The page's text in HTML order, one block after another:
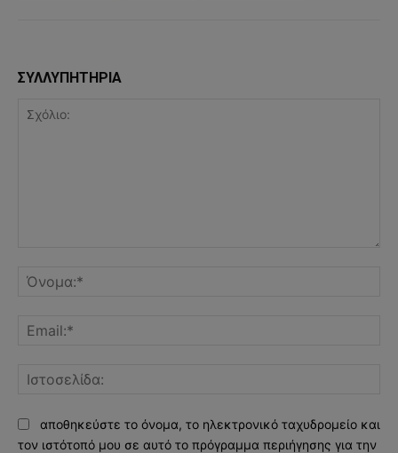
ΣΥΛΛΥΠΗΤΗΡΙΑ
αποθηκεύστε το όνομα, το ηλεκτρονικό ταχυδρομείο και
τον ιστότοπό μου σε αυτό το πρόγραμμα περιήγησης για την